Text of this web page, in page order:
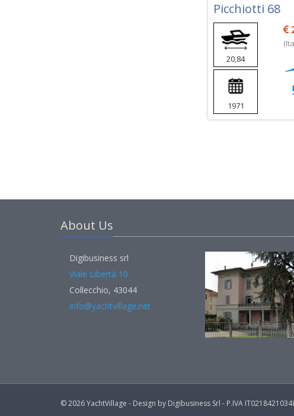
Picchiotti 68
20,84
1971
About Us
Digibusiness srl
Viale Libertà 10
Collecchio, 43044
info@yachtvillage.net
© 2026 YachtVillage - Design by Digibusiness Srl - P.IVA